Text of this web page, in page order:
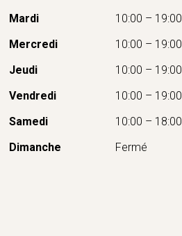
Mardi
10:00 – 19:00
Mercredi
10:00 – 19:00
Jeudi
10:00 – 19:00
Vendredi
10:00 – 19:00
Samedi
10:00 – 18:00
Dimanche
Fermé